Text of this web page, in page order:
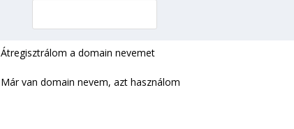
Átregisztrálom a domain nevemet
Már van domain nevem, azt használom